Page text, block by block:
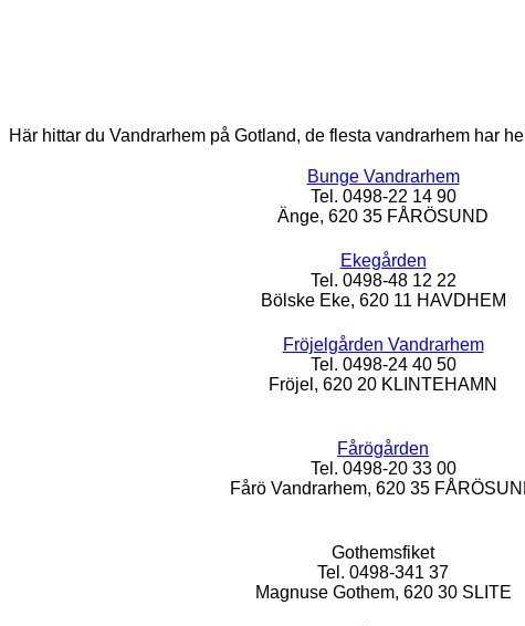
Här hittar du Vandrarhem på Gotland, de flesta vandrarhem har
Bunge Vandrarhem
Tel. 0498-22 14 90
Änge, 620 35 FÅRÖSUND
Ekegården
Tel. 0498-48 12 22
Bölske Eke, 620 11 HAVDHEM
Fröjelgården Vandrarhem
Tel. 0498-24 40 50
Fröjel, 620 20 KLINTEHAMN
Fårögården
Tel. 0498-20 33 00
Fårö Vandrarhem, 620 35
Gothemsfiket
Tel. 0498-341 37
Magnuse Gothem, 620 30 SLITE